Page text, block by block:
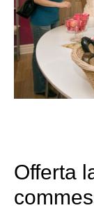
Offerta